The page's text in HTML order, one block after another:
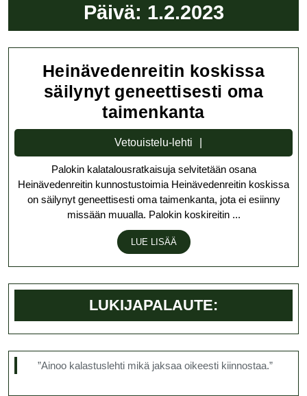
Päivä: 1.2.2023
Heinävedenreitin koskissa
säilynyt geneettisesti oma
taimenkanta
koskissa
säilynyt
oma
taimenkanta
Vetouistelu-lehti
lehti
Palokin kalatalousratkaisuja selvitetään osana
Heinävedenreitin kunnostustoimia Heinävedenreitin koskissa
on säilynyt geneettisesti oma taimenkanta, jota ei esiinny
missään muualla. Palokin koskireitin ...
LUE LISÄÄ LUE
LISÄÄ
LUKIJAPALAUTE:
”Ainoo kalastuslehti mikä jaksaa oikeesti kiinnostaa.”